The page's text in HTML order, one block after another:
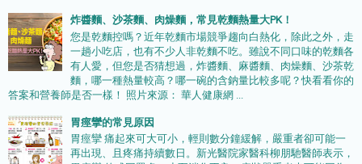
炸醬麵、沙茶麵、肉燥麵，常見乾麵熱量大PK！
您是乾麵控嗎？近年乾麵市場競爭趨向白熱化，除此之外，走
一趟小吃店，也有不少人非乾麵不吃。雖說不同口味的乾麵各
有人愛，但您是否猜想過，炸醬麵、麻醬麵、肉燥麵、沙茶乾
麵，哪一種熱量較高？哪一碗的含鈉量比較多呢？快看看你的
答案和營養師是否一樣！ 照片來源： 華人健康網 ...
胃痙攣的常見原因
胃痙攣 痛起來可大可小，輕則數分鐘緩解，嚴重者卻可能一
再出現、且疼痛持續數日。新光醫院家醫科柳朋馳醫師表示，